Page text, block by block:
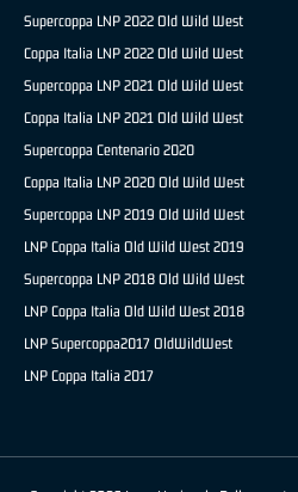
Supercoppa LNP 2022 Old Wild West
Coppa Italia LNP 2022 Old Wild West
Supercoppa LNP 2021 Old Wild West
Coppa Italia LNP 2021 Old Wild West
Supercoppa Centenario 2020
Coppa Italia LNP 2020 Old Wild West
Supercoppa LNP 2019 Old Wild West
LNP Coppa Italia Old Wild West 2019
Supercoppa LNP 2018 Old Wild West
LNP Coppa Italia Old Wild West 2018
LNP Supercoppa2017 OldWildWest
LNP Coppa Italia 2017